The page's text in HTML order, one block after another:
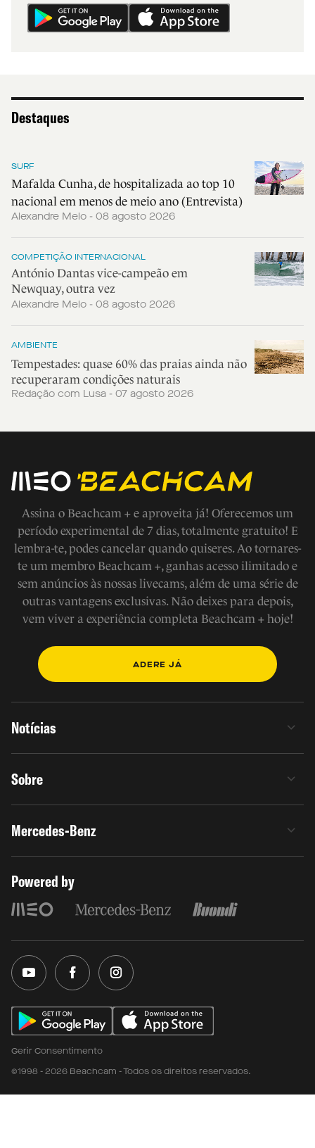
Destaques
SURF
Mafalda Cunha, de hospitalizada ao top 10
nacional em menos de meio ano (Entrevista)
Alexandre Melo - 08 agosto 2026
COMPETIÇÃO INTERNACIONAL
António Dantas vice-campeão em
Newquay, outra vez
Alexandre Melo - 08 agosto 2026
AMBIENTE
Tempestades: quase 60% das praias ainda não
recuperaram condições naturais
Redação com Lusa - 07 agosto 2026
Assina o Beachcam + e aproveita já! Oferecemos um
período experimental de 7 dias, totalmente gratuito! E
lembra-te, podes cancelar quando quiseres. Ao tornares-
te um membro Beachcam +, ganhas acesso ilimitado e
sem anúncios às nossas livecams, além de uma série de
outras vantagens exclusivas. Não deixes para depois,
vem viver a experiência completa Beachcam + hoje!
ADERE JÁ
Notícias
Sobre
Mercedes-Benz
Powered by
Gerir Consentimento
©1998 - 2026 Beachcam - Todos os direitos reservados.